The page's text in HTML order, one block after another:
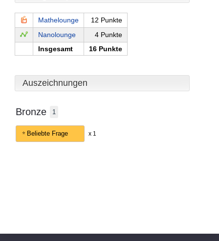
Mathelounge
12 Punkte
Nanolounge
4 Punkte
Insgesamt
16 Punkte
Auszeichnungen
Bronze 1
Beliebte Frage x 1